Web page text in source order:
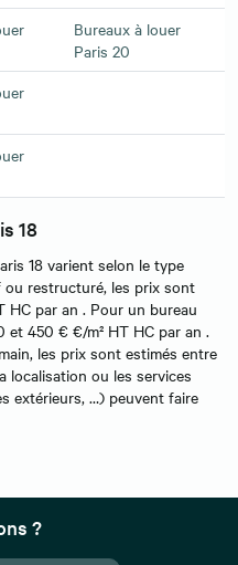
Bureaux à louer
Paris 20
18
18 varient selon le type
restructuré, les prix sont
par an . Pour un bureau
et 450 € €/m² HT HC par an .
les prix sont estimés entre
localisation ou les services
extérieurs, …) peuvent faire
?